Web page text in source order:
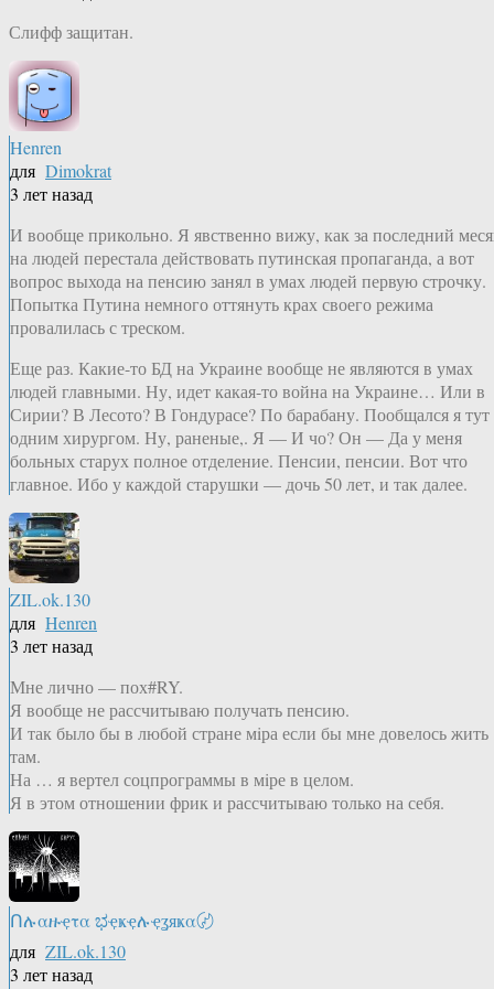
Слифф защитан.
Henren
для Dimokrat
3 лет назад
И вообще прикольно. Я явственно вижу, как за последний
на людей перестала действовать путинская пропаганда, а вот
вопрос выхода на пенсию занял в умах людей первую строчку.
Попытка Путина немного оттянуть крах своего режима
провалилась с треском.
Еще раз. Какие-то БД на Украине вообще не являются в умах
людей главными. Ну, идет какая-то война на Украине… Или в
Сирии? В Лесото? В Гондурасе? По барабану. Пообщался я тут
одним хирургом. Ну, раненые,. Я — И чо? Он — Да у меня
больных старух полное отделение. Пенсии, пенсии. Вот что
главное. Ибо у каждой старушки — дочь 50 лет, и так далее.
ZIL.ok.130
для Henren
3 лет назад
Мне лично — пох#RY.
Я вообще не рассчитываю получать пенсию.
И так было бы в любой стране мiра если бы мне довелось жить
там.
На … я вертел соцпрограммы в мiре в целом.
Я в этом отношении фрик и рассчитываю только на себя.
Ոሉαዙҿτα ಭҿҝҿሉҿʓяҝα〄
для ZIL.ok.130
3 лет назад